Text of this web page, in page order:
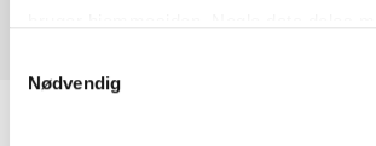
markedsføring. Du bestemmer selv - og
Nødvendig